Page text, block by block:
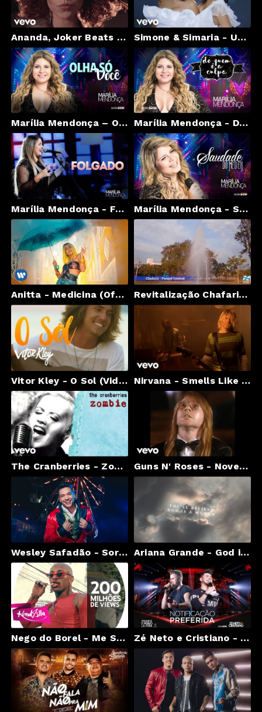
Ananda, Joker Beats - Quero Que Tu Vá Simone & Simaria - Um Em Um Milhão
Marília Mendonça – Olha Só Você - DVD Realidade Marília Mendonça - De Quem É A Culpa? - DVD Realidade
Marília Mendonça - Folgado - Vídeo Oficial do DVD Marília Mendonça - Saudade Do Meu Ex - DVD Realidade
Anitta - Medicina (Official Music Video) Revitalização Chafariz do Parque Central de Timbó
Vitor Kley - O Sol (Videoclipe Oficial) Nirvana - Smells Like Teen Spirit
The Cranberries - Zombie Guns N' Roses - November Rain
Wesley Safadão - Sortudo (Clipe Oficial) Ariana Grande - God is a woman (Lyric Video)
Nego do Borel - Me Solta (kondzilla.com) Zé Neto e Cristiano - NOTIFICAÇÃO PREFERIDA - #EsqueceOMundoLaFora